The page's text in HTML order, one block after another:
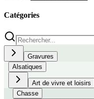
Catégories
Gravures
Alsatiques
Art de vivre et loisirs
Chasse